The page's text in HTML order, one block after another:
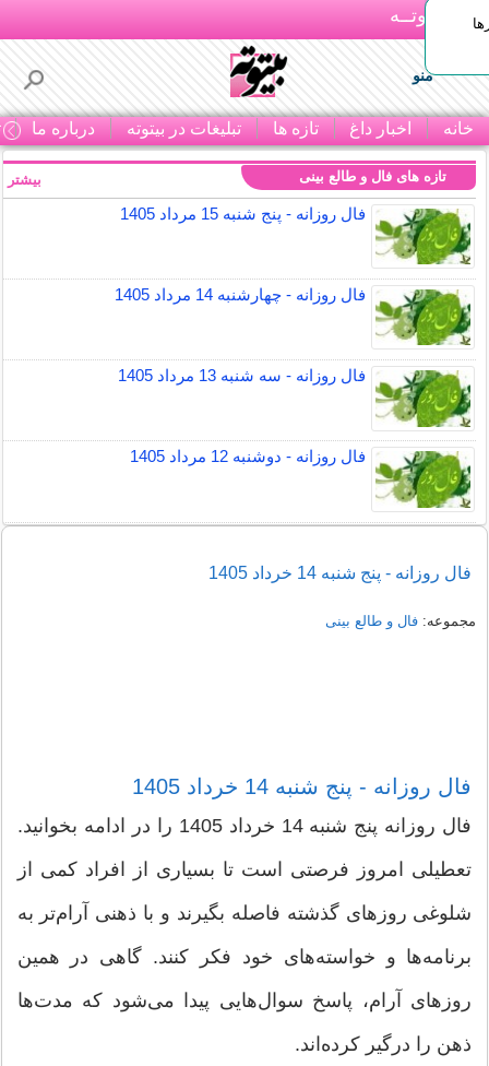
بـیتوتــه
منو
خانه اخبار داغ تازه ها تبلیغات در بیتوته درباره ما
تازه های فال و طالع بینی
فال روزانه - پنج شنبه 15 مرداد 1405
فال روزانه - چهارشنبه 14 مرداد 1405
فال روزانه - سه شنبه 13 مرداد 1405
فال روزانه - دوشنبه 12 مرداد 1405
بیشتر
فال روزانه - پنج شنبه 14 خرداد 1405
مجموعه:فال و طالع بینی
فال روزانه - پنج شنبه 14 خرداد 1405
فال روزانه پنج شنبه 14 خرداد 1405 را در ادامه بخوانید.
تعطیلی امروز فرصتی است تا بسیاری از افراد کمی از
شلوغی روزهای گذشته فاصله بگیرند و با ذهنی آرام‌تر به
برنامه‌ها و خواسته‌های خود فکر کنند. گاهی در همین
روزهای آرام، پاسخ سوال‌هایی پیدا می‌شود که مدت‌ها
ذهن را درگیر کرده‌اند.